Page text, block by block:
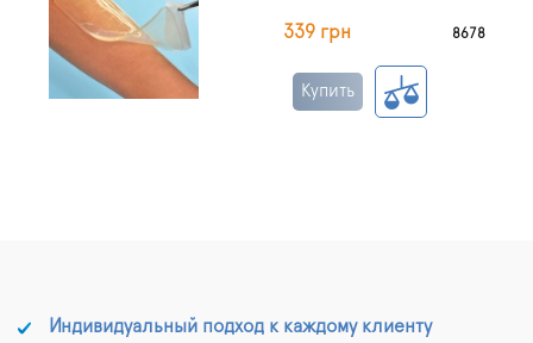
339 грн 8678
Купить
Индивидуальный подход к каждому клиенту